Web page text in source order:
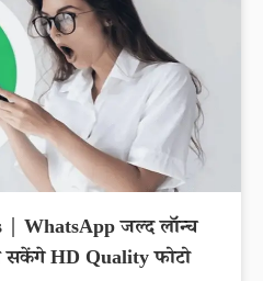
WhatsApp जल्द लॉन्च
HD Quality फोटो